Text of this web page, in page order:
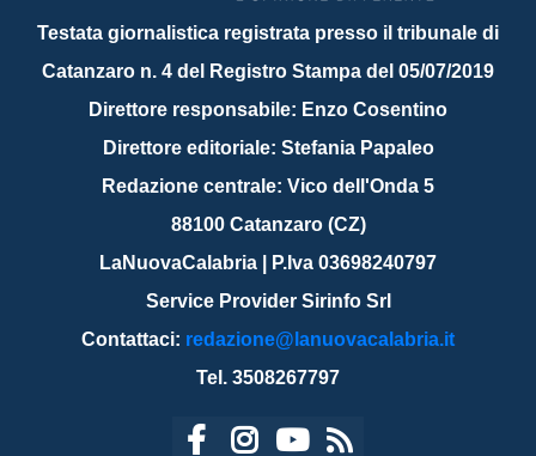
Testata giornalistica registrata presso il tribunale di
Catanzaro n. 4 del Registro Stampa del 05/07/2019
Direttore responsabile: Enzo Cosentino
Direttore editoriale: Stefania Papaleo
Redazione centrale: Vico dell'Onda 5
88100 Catanzaro (CZ)
LaNuovaCalabria | P.Iva 03698240797
Service Provider Sirinfo Srl
Contattaci: redazione@lanuovacalabria.it
Tel. 3508267797